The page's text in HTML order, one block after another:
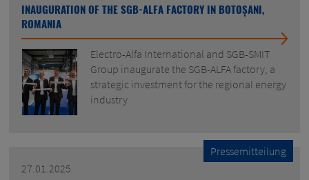
INAUGURATION OF THE SGB-ALFA FACTORY IN BOTOȘANI,
ROMANIA
Electro-Alfa International and SGB-SMIT
Group inaugurate the SGB-ALFA factory, a
strategic investment for the regional energy
industry
27.01.2025
Pressemitteilung